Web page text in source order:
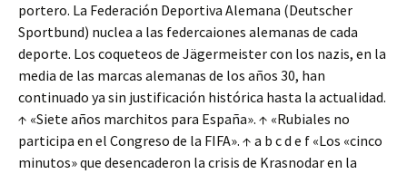
portero. La Federación Deportiva Alemana (Deutscher
Sportbund) nuclea a las federcaiones alemanas de cada
deporte. Los coqueteos de Jägermeister con los nazis, en la
media de las marcas alemanas de los años 30, han
continuado ya sin justificación histórica hasta la actualidad.
↑ «Siete años marchitos para España». ↑ «Rubiales no
participa en el Congreso de la FIFA». ↑ a b c d e f «Los «cinco
minutos» que desencaderon la crisis de Krasnodar en la